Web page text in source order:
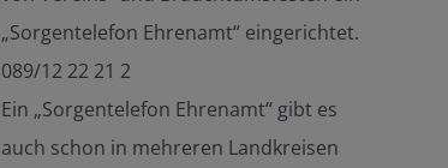
„Sorgentelefon Ehrenamt“ eingerichtet.
089/12 22 21 2
Ein „Sorgentelefon Ehrenamt“ gibt es
auch schon in mehreren Landkreisen